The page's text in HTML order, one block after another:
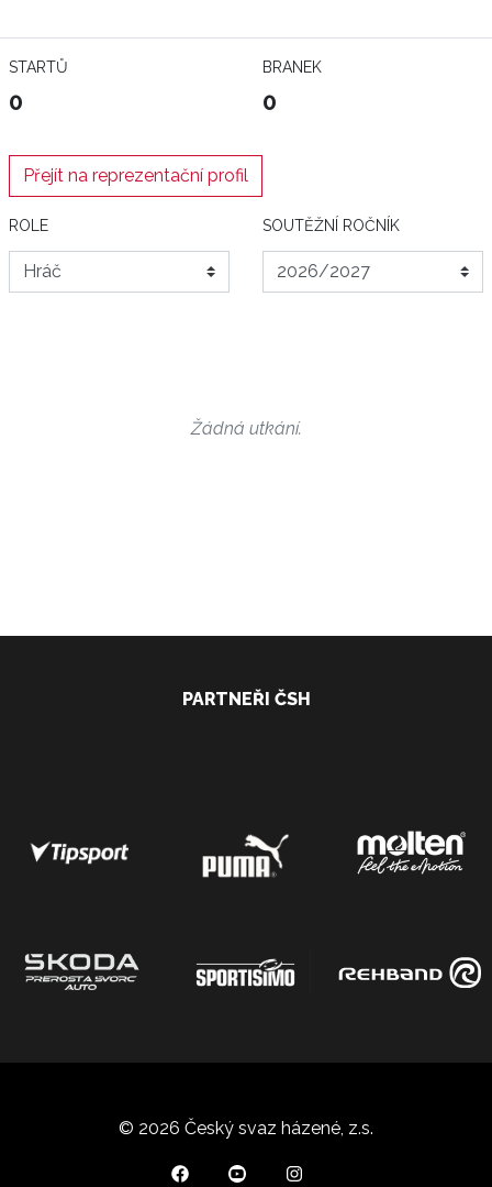
STARTŮ
0
BRANEK
0
Přejít na reprezentační profil
ROLE SOUTĚŽNÍ ROČNÍK
Žádná utkání.
PARTNEŘI ČSH
© 2026 Český svaz házené, z.s.